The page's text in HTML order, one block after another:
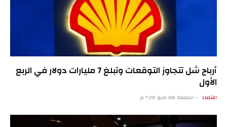
أرباح شل تتجاوز التوقعات وتبلغ 7 مليارات دولار في الربع
الأول
اقتصاد الجمعة 08 مايو 7:20 م